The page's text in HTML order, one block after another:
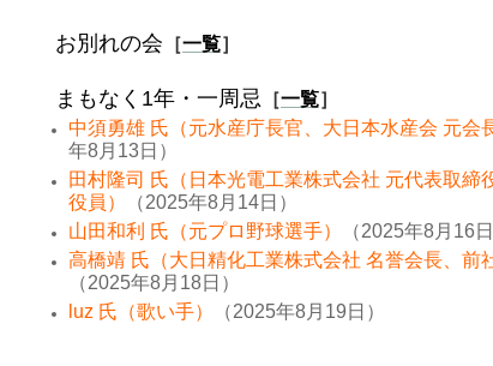
お別れの会 ［一覧］
まもなく1年・一周忌 ［一覧］
中須勇雄 氏（元水産庁長官、大日本水産会 元会
年8月13日）
田村隆司 氏（日本光電工業株式会社 元代表取締
役員）
（2025年8月14日）
山田和利 氏（元プロ野球選手）
（2025年8月16日
高橋靖 氏（大日精化工業株式会社 名誉会長、前
（2025年8月18日）
luz 氏（歌い手）
（2025年8月19日）